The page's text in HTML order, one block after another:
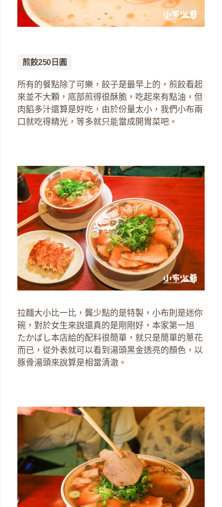
煎餃250日圓
所有的餐點除了可樂，餃子是最早上的，煎餃看起
來並不大顆，底部煎得很酥脆，吃起來有點油，但
肉餡多汁還算是好吃，由於份量太小，我們小布兩
口就吃得精光，等多就只能當成開胃菜吧。
拉麵大小比一比，龔少點的是特製，小布則是迷你
碗，對於女生來說還真的是剛剛好，本家第一旭
たかばし本店給的配料很簡單，就只是簡單的蔥花
而已，從外表就可以看到湯頭黑金透亮的顏色，以
豚骨湯頭來說算是相當清澈。